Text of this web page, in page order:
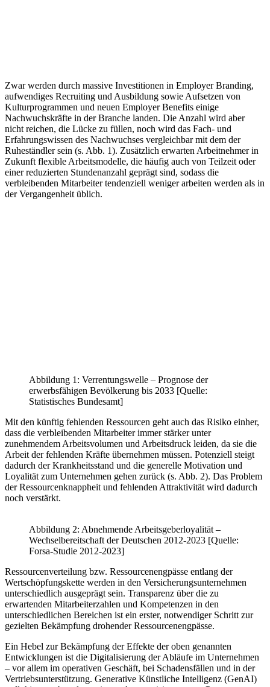
Zwar werden durch massive Investitionen in Employer Branding,
aufwendiges Recruiting und Ausbildung sowie Aufsetzen von
Kulturprogrammen und neuen Employer Benefits einige
Nachwuchskräfte in der Branche landen. Die Anzahl wird aber
nicht reichen, die Lücke zu füllen, noch wird das Fach- und
Erfahrungswissen des Nachwuchses vergleichbar mit dem der
Ruheständler sein (s. Abb. 1). Zusätzlich erwarten Arbeitnehmer in
Zukunft flexible Arbeitsmodelle, die häufig auch von Teilzeit oder
einer reduzierten Stundenanzahl geprägt sind, sodass die
verbleibenden Mitarbeiter tendenziell weniger arbeiten werden als in
der Vergangenheit üblich.
Abbildung 1: Verrentungswelle – Prognose der
erwerbsfähigen Bevölkerung bis 2033 [Quelle:
Statistisches Bundesamt]
Mit den künftig fehlenden Ressourcen geht auch das Risiko einher,
dass die verbleibenden Mitarbeiter immer stärker unter
zunehmendem Arbeitsvolumen und Arbeitsdruck leiden, da sie die
Arbeit der fehlenden Kräfte übernehmen müssen. Potenziell steigt
dadurch der Krankheitsstand und die generelle Motivation und
Loyalität zum Unternehmen gehen zurück (s. Abb. 2). Das Problem
der Ressourcenknappheit und fehlenden Attraktivität wird dadurch
noch verstärkt.
Abbildung 2: Abnehmende Arbeitsgeberloyalität –
Wechselbereitschaft der Deutschen 2012-2023 [Quelle:
Forsa-Studie 2012-2023]
Ressourcenverteilung bzw. Ressourcenengpässe entlang der
Wertschöpfungskette werden in den Versicherungsunternehmen
unterschiedlich ausgeprägt sein. Transparenz über die zu
erwartenden Mitarbeiterzahlen und Kompetenzen in den
unterschiedlichen Bereichen ist ein erster, notwendiger Schritt zur
gezielten Bekämpfung drohender Ressourcenengpässe.
Ein Hebel zur Bekämpfung der Effekte der oben genannten
Entwicklungen ist die Digitalisierung der Abläufe im Unternehmen
– vor allem im operativen Geschäft, bei Schadensfällen und in der
Vertriebsunterstützung. Generative Künstliche Intelligenz (GenAI)